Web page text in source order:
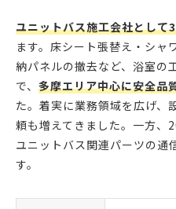
ユニットバス施工会社として
ます。床シート張替え・シャ
納パネルの撤去など、浴室の
で、 多摩エリア中心に安全品
た。着実に業務領域を広げ、
頼も増えてきました。一方、
ユニットバス関連パーツの通
す。